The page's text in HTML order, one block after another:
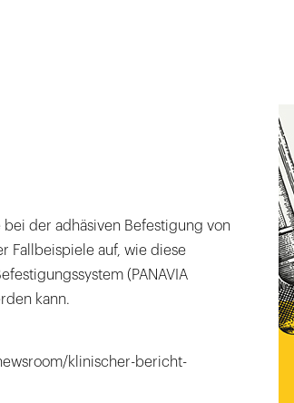
bei der adhäsiven Befestigung von
Fallbeispiele auf, wie diese
(PANAVIA
kann.
klinischer-bericht-